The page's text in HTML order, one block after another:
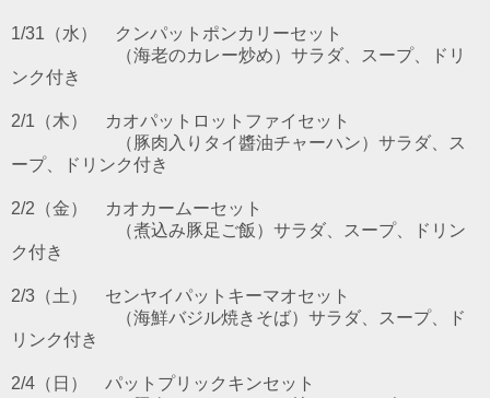
1/31（水） クンパットポンカリーセット
（海老のカレー炒め）サラダ、スープ、ドリ
ンク付き
2/1（木） カオパットロットファイセット
（豚肉入りタイ醬油チャーハン）サラダ、ス
ープ、ドリンク付き
2/2（金） カオカームーセット
（煮込み豚足ご飯）サラダ、スープ、ドリン
ク付き
2/3（土） センヤイパットキーマオセット
（海鮮バジル焼きそば）サラダ、スープ、ド
リンク付き
2/4（日） パットプリックキンセット